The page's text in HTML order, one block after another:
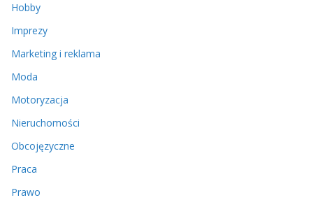
Hobby
Imprezy
Marketing i reklama
Moda
Motoryzacja
Nieruchomości
Obcojęzyczne
Praca
Prawo